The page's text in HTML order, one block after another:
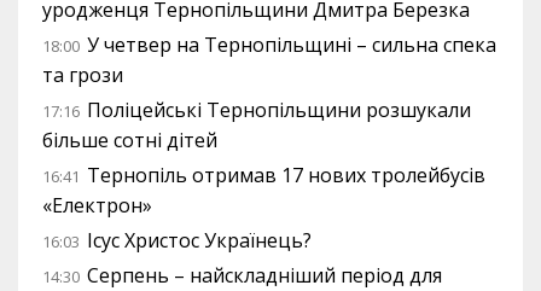
уродженця Тернопільщини Дмитра Березка
18:00 У четвер на Тернопільщині – сильна спека
та грози
17:16 Поліцейські Тернопільщини розшукали
більше сотні дітей
16:41 Тернопіль отримав 17 нових тролейбусів
«Електрон»
16:03 Ісус Христос Українець?
14:30 Серпень – найскладніший період для